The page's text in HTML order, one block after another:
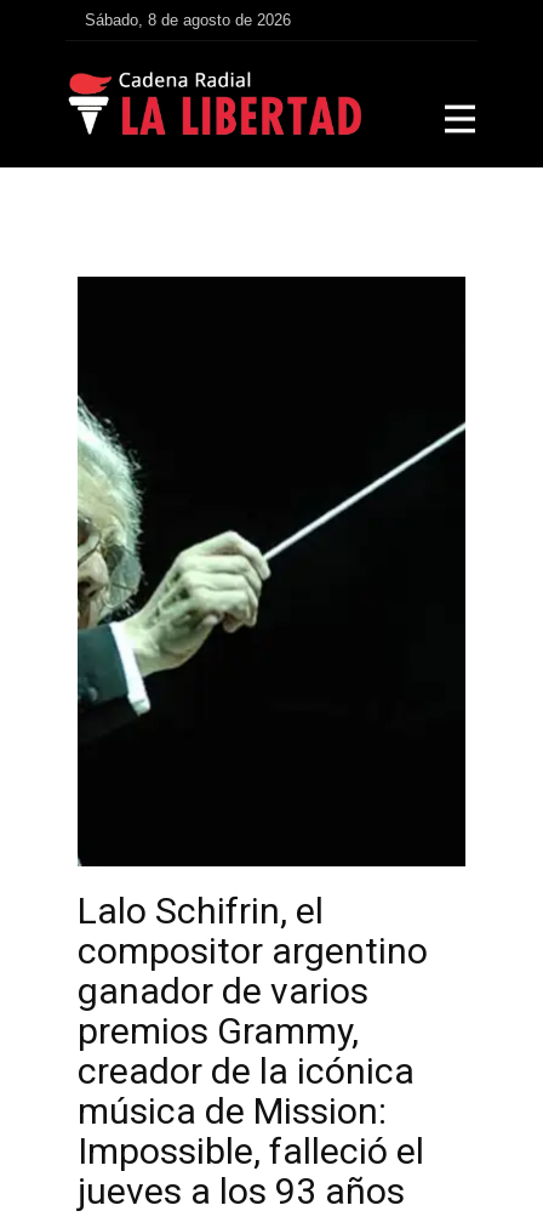
Sábado, 8 de agosto de 2026
Lalo Schifrin, el
compositor argentino
ganador de varios
premios Grammy,
creador de la icónica
música de Mission:
Impossible, falleció el
jueves a los 93 años